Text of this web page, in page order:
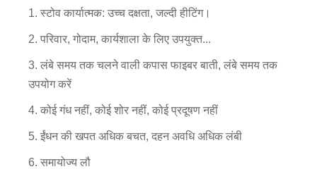
1. स्टोव कार्यात्मक: उच्च दक्षता, जल्दी हीटिंग।
2. परिवार, गोदाम, कार्यशाला के लिए उपयुक्त...
3. लंबे समय तक चलने वाली कपास फाइबर बाती, लंबे समय तक
उपयोग करें
4. कोई गंध नहीं, कोई शोर नहीं, कोई प्रदूषण नहीं
5. ईंधन की खपत अधिक बचत, दहन अवधि अधिक लंबी
6. समायोज्य लौ